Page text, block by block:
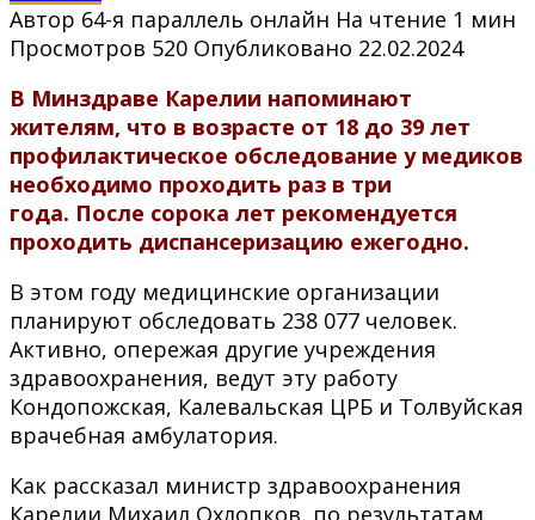
Автор 64-я параллель онлайн На чтение 1 мин
Просмотров 520 Опубликовано 22.02.2024
В Минздраве Карелии напоминают
жителям, что в возрасте от 18 до 39 лет
профилактическое обследование у медиков
необходимо проходить раз в три
года. После сорока лет рекомендуется
проходить диспансеризацию ежегодно.
В этом году медицинские организации
планируют обследовать 238 077 человек.
Активно, опережая другие учреждения
здравоохранения, ведут эту работу
Кондопожская, Калевальская ЦРБ и Толвуйская
врачебная амбулатория.
Как рассказал министр здравоохранения
Карелии Михаил Охлопков, по результатам